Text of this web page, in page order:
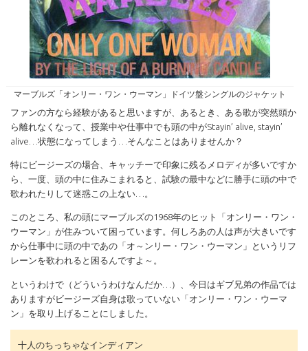
マーブルズ「オンリー・ワン・ウーマン」ドイツ盤シングルのジャケット
ファンの方なら経験があると思いますが、あるとき、ある歌が突然頭か
ら離れなくなって、授業中や仕事中でも頭の中がStayin’ alive, stayin’
alive…状態になってしまう…そんなことはありませんか？
特にビージーズの場合、キャッチーで印象に残るメロディが多いですか
ら、一度、頭の中に住みこまれると、試験の最中などに勝手に頭の中で
歌われたりして迷惑この上ない…。
このところ、私の頭にマーブルズの1968年のヒット「オンリー・ワン・
ウーマン」が住みついて困っています。何しろあの人は声が大きいです
から仕事中に頭の中であの「オ～ンリー・ワン・ウーマン」というリフ
レーンを歌われると困るんですよ～。
というわけで（どういうわけなんだか…）、今日はギブ兄弟の作品では
ありますがビージーズ自身は歌っていない「オンリー・ワン・ウーマ
ン」を取り上げることにしました。
十人のちっちゃなインディアン